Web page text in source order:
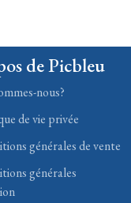
de Picbleu
nous?
de vie privée
générales de vente
générales